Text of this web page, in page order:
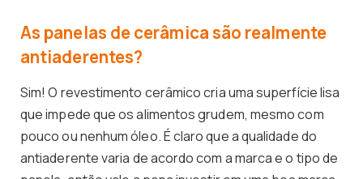
As panelas de cerâmica são realmente
antiaderentes?
Sim! O revestimento cerâmico cria uma superfície lisa
que impede que os alimentos grudem, mesmo com
pouco ou nenhum óleo. É claro que a qualidade do
antiaderente varia de acordo com a marca e o tipo de